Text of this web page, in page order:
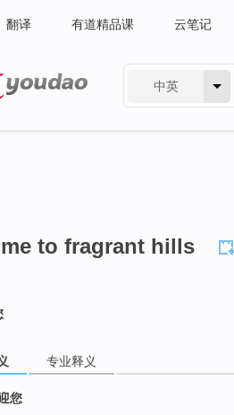
翻译 有道精品课 云笔记
中英
to fragrant hills
专业释义
您